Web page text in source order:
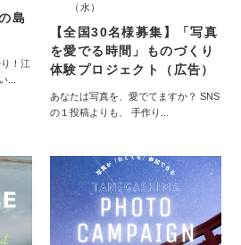
島
！江
...
（水）
【全国30名様募集】「写真
を愛でる時間」ものづくり
体験プロジェクト（広告）
あなたは写真を、愛でてますか？ SNS
の１投稿よりも、 手作り...